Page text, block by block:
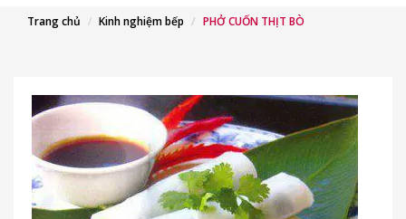
Trang chủ Kinh nghiệm bếp PHỞ CUỐN THỊT BÒ